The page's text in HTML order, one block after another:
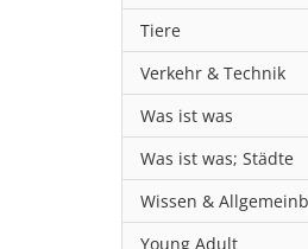
Tiere
Verkehr & Technik
Was ist was
Was ist was; Städte
Wissen &
Young Adult